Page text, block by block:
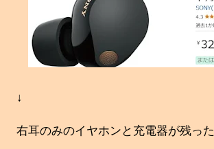
↓
右耳のみのイヤホンと充電器が残った